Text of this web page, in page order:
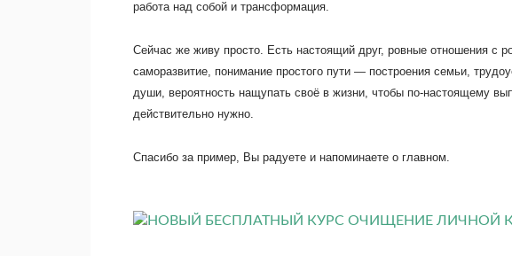
работа над собой и трансформация.
Сейчас же живу просто. Есть настоящий друг, ровные отношения с
саморазвитие, понимание простого пути — построения семьи,
души, вероятность нащупать своё в жизни, чтобы по-настоящему
действительно нужно.
Спасибо за пример, Вы радуете и напоминаете о главном.